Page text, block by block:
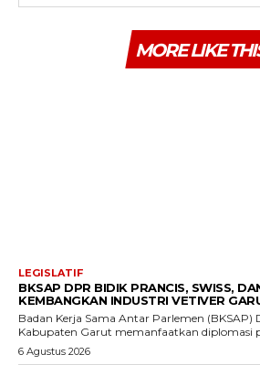
MORE LIKE
LEGISLATIF
BKSAP DPR BIDIK PRANCIS, SWISS,
KEMBANGKAN INDUSTRI VETIVER
Badan Kerja Sama Antar Parlemen (BKSAP)
Kabupaten Garut memanfaatkan diplomasi
6 Agustus 2026